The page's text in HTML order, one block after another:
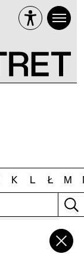
K L Ł M